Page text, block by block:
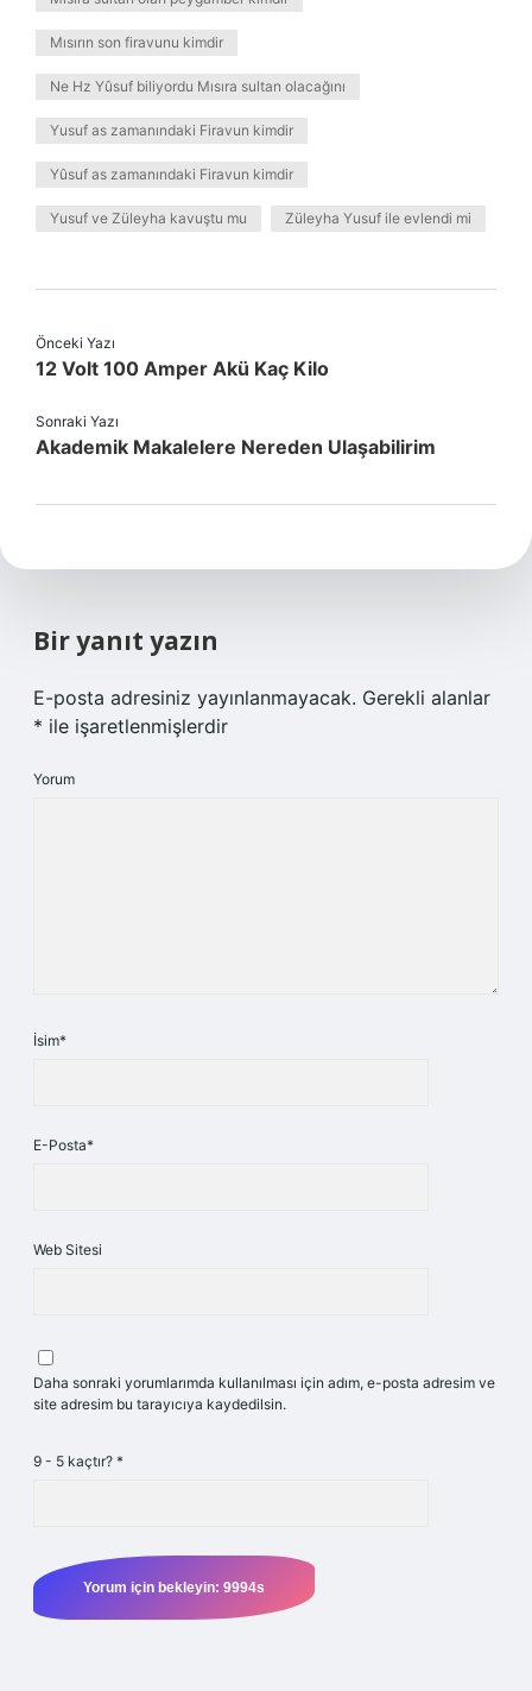
Mısırın son firavunu kimdir
Ne Hz Yûsuf biliyordu Mısıra sultan olacağını
Yusuf as zamanındaki Firavun kimdir
Yûsuf as zamanındaki Firavun kimdir
Yusuf ve Züleyha kavuştu mu Züleyha Yusuf ile evlendi mi
Önceki Yazı
12 Volt 100 Amper Akü Kaç Kilo
Sonraki Yazı
Akademik Makalelere Nereden Ulaşabilirim
Bir yanıt yazın
E-posta adresiniz yayınlanmayacak. Gerekli alanlar
* ile işaretlenmişlerdir
Yorum
İsim*
E-Posta*
Web Sitesi
Daha sonraki yorumlarımda kullanılması için adım, e-posta adresim ve
site adresim bu tarayıcıya kaydedilsin.
9 - 5 kaçtır? *